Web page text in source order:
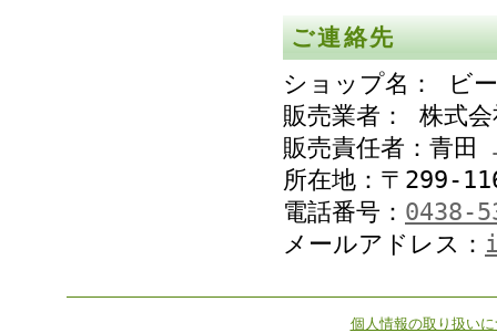
ご連絡先
ショップ名： ビ
販売業者： 株式
販売責任者：青田
所在地：〒299-
電話番号： 0438-
メールアドレス：
個人情報の取り扱い